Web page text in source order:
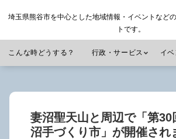
埼玉県熊谷市を中心とした地域情報・イベントなど
トです。
こんな時どうする？ 行政・サービス イ
妻沼聖天山と周辺で「第30
沼手づくり市」が開催され